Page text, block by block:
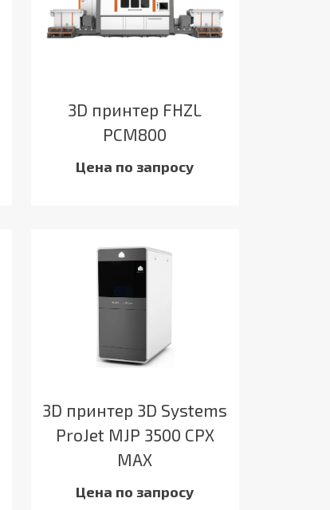
3D принтер FHZL
PCM800
Цена по запросу
3D принтер 3D Systems
ProJet MJP 3500 CPX
MAX
Цена по запросу